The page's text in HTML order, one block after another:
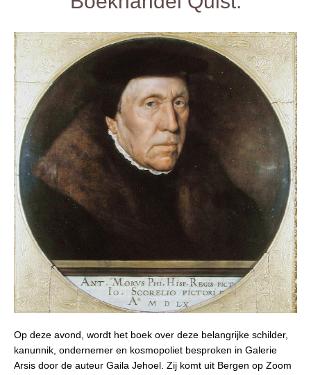
Op deze avond, wordt het boek over deze belangrijke schilder,
kanunnik, ondernemer en kosmopoliet besproken in Galerie
Arsis door de auteur Gaila Jehoel. Zij komt uit Bergen op Zoom